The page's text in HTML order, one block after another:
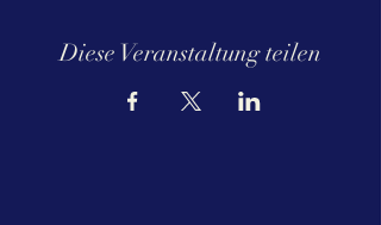
Diese Veranstaltung teilen